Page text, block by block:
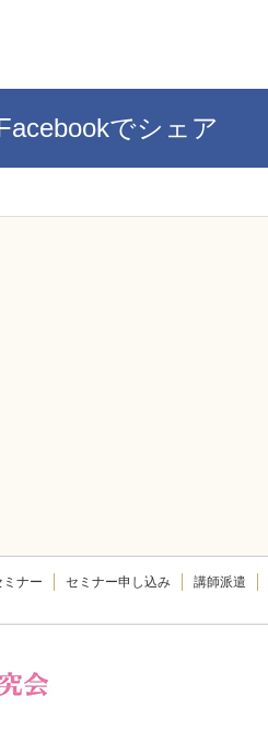
でシェア
ナー セミナー申し込み 講師派遣